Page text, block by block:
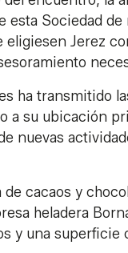
esta Sociedad
eligiesen Jerez
ha transmitido
a su ubicación
nuevas
de cacaos y
heladera
y una